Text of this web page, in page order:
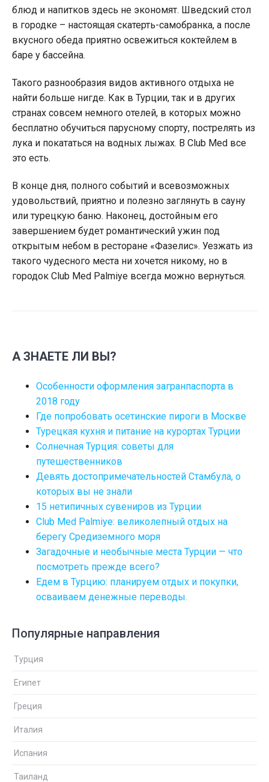
блюд и напитков здесь не экономят. Шведский стол
в городке – настоящая скатерть-самобранка, а после
вкусного обеда приятно освежиться коктейлем в
баре у бассейна.
Такого разнообразия видов активного отдыха не
найти больше нигде. Как в Турции, так и в других
странах совсем немного отелей, в которых можно
бесплатно обучиться парусному спорту, пострелять из
лука и покататься на водных лыжах. В Club Med все
это есть.
В конце дня, полного событий и всевозможных
удовольствий, приятно и полезно заглянуть в сауну
или турецкую баню. Наконец, достойным его
завершением будет романтический ужин под
открытым небом в ресторане «Фазелис». Уезжать из
такого чудесного места ни хочется никому, но в
городок Club Med Palmiye всегда можно вернуться.
А ЗНАЕТЕ ЛИ ВЫ?
Особенности оформления загранпаспорта в
2018 году
Где попробовать осетинские пироги в Москве
Турецкая кухня и питание на курортах Турции
Солнечная Турция: советы для
путешественников
Девять достопримечательностей Стамбула, о
которых вы не знали
15 нетипичных сувениров из Турции
Club Med Palmiye: великолепный отдых на
берегу Средиземного моря
Загадочные и необычные места Турции — что
посмотреть прежде всего?
Едем в Турцию: планируем отдых и покупки,
осваиваем денежные переводы.
Популярные направления
Турция
Египет
Греция
Италия
Испания
Таиланд